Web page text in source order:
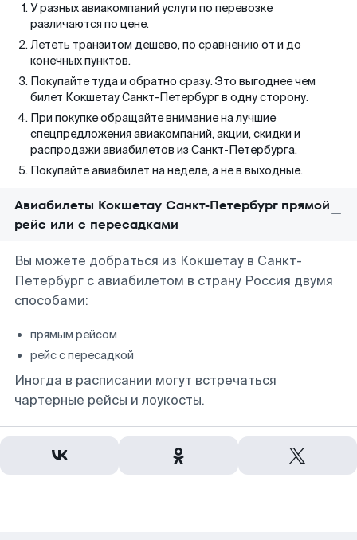
У разных авиакомпаний услуги по перевозке
различаются по цене.
Лететь транзитом дешево, по сравнению от и до
конечных пунктов.
Покупайте туда и обратно сразу. Это выгоднее чем
билет Кокшетау Санкт-Петербург в одну сторону.
При покупке обращайте внимание на лучшие
спецпредложения авиакомпаний, акции, скидки и
распродажи авиабилетов из Санкт-Петербурга.
Покупайте авиабилет на неделе, а не в выходные.
Авиабилеты Кокшетау Санкт-Петербург прямой
рейс или с пересадками
Вы можете добраться из Кокшетау в Санкт-
Петербург с авиабилетом в страну Россия двумя
способами:
прямым рейсом
рейс с пересадкой
Иногда в расписании могут встречаться
чартерные рейсы и лоукосты.